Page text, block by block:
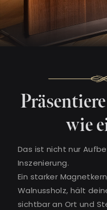
wie
Das ist nicht nur
Inszenierung.
Ein starker
Walnussholz, hält
sichtbar an Ort und